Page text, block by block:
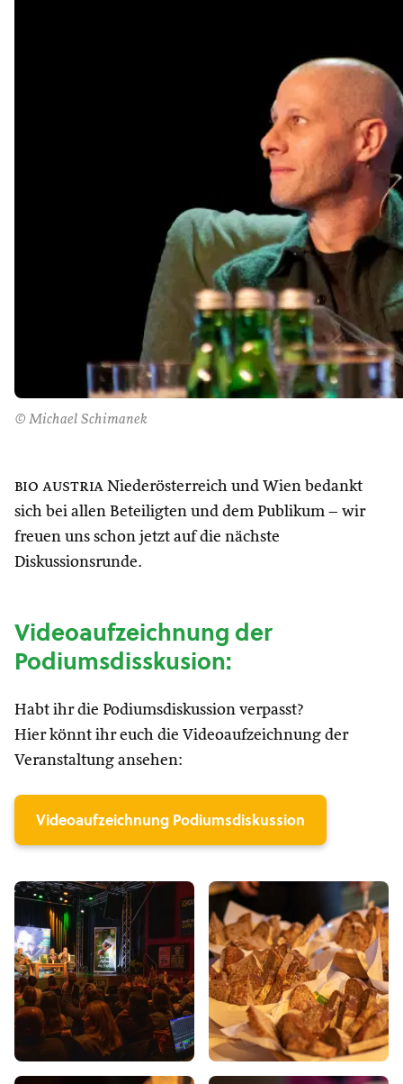
© Michael Schimanek
bio austria Niederösterreich und Wien bedankt
sich bei allen Beteiligten und dem Publikum – wir
freuen uns schon jetzt auf die nächste
Diskussionsrunde.
Videoaufzeichnung der
Podiumsdisskusion:
Habt ihr die Podiumsdiskussion verpasst?
Hier könnt ihr euch die Videoaufzeichnung der
Veranstaltung ansehen:
Videoaufzeichnung Podiumsdiskussion